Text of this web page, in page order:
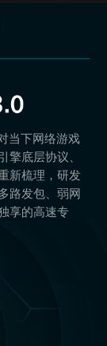
当下网络游戏
底层协议、
新梳理，研发
路发包、弱网
享的高速专